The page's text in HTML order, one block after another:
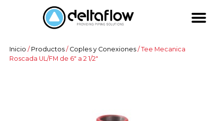
Inicio / Productos/ Coples y Conexiones/ Tee Mecanica
Roscada UL/FM de 6″ a 2 1/2″